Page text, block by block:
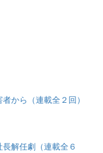
から（連載全２回）
解任劇（連載全６